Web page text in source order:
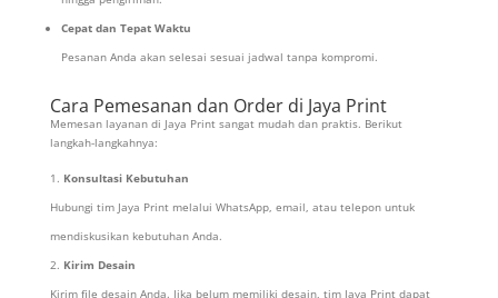
Cepat dan Tepat Waktu
Pesanan Anda akan selesai sesuai jadwal tanpa kompromi.
Cara Pemesanan dan Order di Jaya Print
Memesan layanan di Jaya Print sangat mudah dan praktis. Berikut
langkah-langkahnya:
Konsultasi Kebutuhan
Hubungi tim Jaya Print melalui WhatsApp, email, atau telepon untuk
mendiskusikan kebutuhan Anda.
Kirim Desain
Kirim file desain Anda. Jika belum memiliki desain, tim Jaya Print dapat